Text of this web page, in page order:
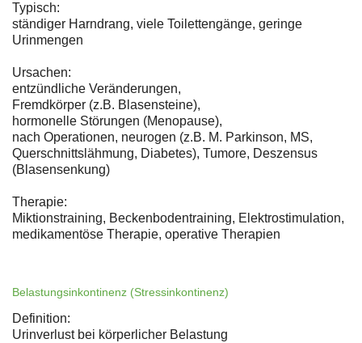
Typisch:
ständiger Harndrang, viele Toilettengänge, geringe
Urinmengen
Ursachen:
entzündliche Veränderungen,
Fremdkörper (z.B. Blasensteine),
hormonelle Störungen (Menopause),
nach Operationen, neurogen (z.B. M. Parkinson, MS,
Querschnittslähmung, Diabetes), Tumore, Deszensus
(Blasensenkung)
Therapie:
Miktionstraining, Beckenbodentraining, Elektrostimulation,
medikamentöse Therapie, operative Therapien
Belastungsinkontinenz (Stressinkontinenz)
Definition:
Urinverlust bei körperlicher Belastung